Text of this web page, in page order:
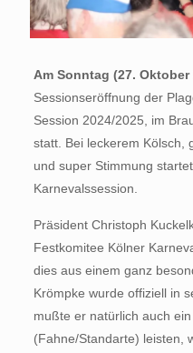
Am Sonntag (27. Oktober
Sessionseröffnung der
Session 2024/2025, im
statt. Bei leckerem Kölsch,
und super Stimmung
Karnevalssession.
Präsident Christoph
Festkomitee Kölner
dies aus einem ganz
Krömpke wurde offiziell in
mußte er natürlich auch ein
(Fahne/Standarte) leisten,